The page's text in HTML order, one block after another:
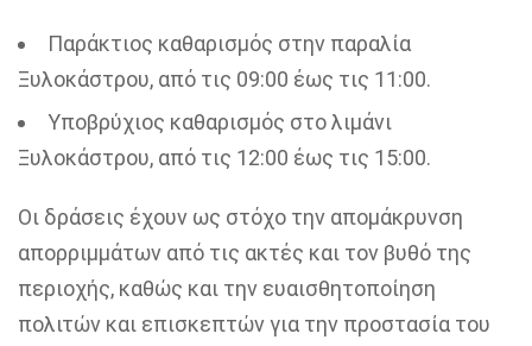
Παράκτιος καθαρισμός στην παραλία
Ξυλοκάστρου, από τις 09:00 έως τις 11:00.
Υποβρύχιος καθαρισμός στο λιμάνι
Ξυλοκάστρου, από τις 12:00 έως τις 15:00.
Οι δράσεις έχουν ως στόχο την απομάκρυνση
απορριμμάτων από τις ακτές και τον βυθό της
περιοχής, καθώς και την ευαισθητοποίηση
πολιτών και επισκεπτών για την προστασία του